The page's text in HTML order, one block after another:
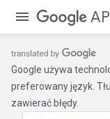
Google używa
preferowany język.
zawierać błędy.